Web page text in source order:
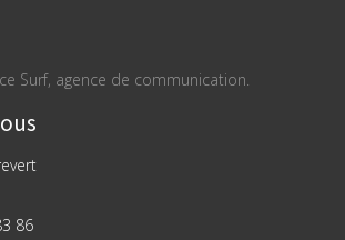
Surf, agence de communication.
86